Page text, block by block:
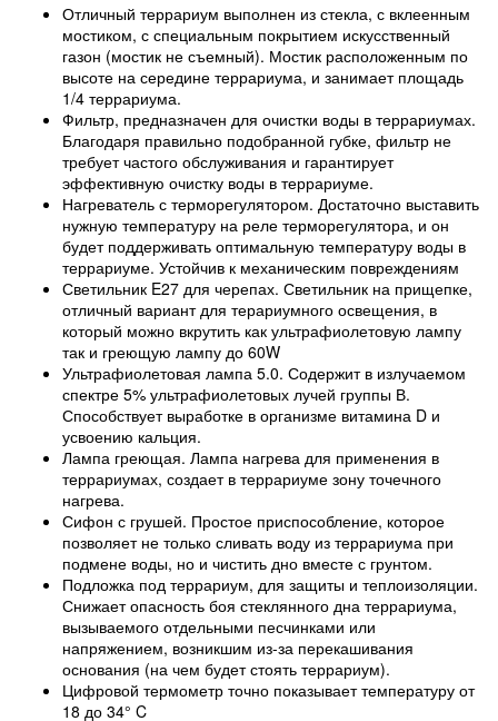
Отличный террариум выполнен из стекла, с вклеенным
мостиком, с специальным покрытием искусственный
газон (мостик не съемный). Мостик расположенным по
высоте на середине террариума, и занимает площадь
1/4 террариума.
Фильтр, предназначен для очистки воды в террариумах.
Благодаря правильно подобранной губке, фильтр не
требует частого обслуживания и гарантирует
эффективную очистку воды в террариуме.
Нагреватель с терморегулятором. Достаточно выставить
нужную температуру на реле терморегулятора, и он
будет поддерживать оптимальную температуру воды в
террариуме. Устойчив к механическим повреждениям
Светильник E27 для черепах. Светильник на прищепке,
отличный вариант для терариумного освещения, в
который можно вкрутить как ультрафиолетовую лампу
так и греющую лампу до 60W
Ультрафиолетовая лампа 5.0. Содержит в излучаемом
спектре 5% ультрафиолетовых лучей группы В.
Способствует выработке в организме витамина D и
усвоению кальция.
Лампа греющая. Лампа нагрева для применения в
террариумах, создает в террариуме зону точечного
нагрева.
Сифон с грушей. Простое приспособление, которое
позволяет не только сливать воду из террариума при
подмене воды, но и чистить дно вместе с грунтом.
Подложка под террариум, для защиты и теплоизоляции.
Снижает опасность боя стеклянного дна террариума,
вызываемого отдельными песчинками или
напряжением, возникшим из-за перекашивания
основания (на чем будет стоять террариум).
Цифровой термометр точно показывает температуру от
18 до 34° C